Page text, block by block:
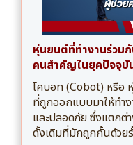
หุ่นยนต์ที่ทำงานร่วม
คนสำคัญในยุคปัจจุบั
โคบอท (Cobot) หรือ
ที่ถูกออกแบบมาให้ทำ
และปลอดภัย ซึ่งแตก
ดั้งเดิมที่มักถูกกั้นด้วย